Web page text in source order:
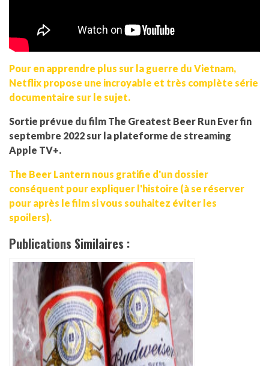
Pour en apprendre plus sur la guerre du Vietnam,
Netflix propose une incroyable et très complète série
documentaire sur le sujet.
Sortie prévue du film The Greatest Beer Run Ever fin
septembre 2022 sur la plateforme de streaming
Apple TV+.
The Beer Lantern nous gratifie d'un dossier
conséquent pour expliquer l'histoire (à se réserver
pour après le film si vous souhaitez éviter les
spoilers).
Publications Similaires :